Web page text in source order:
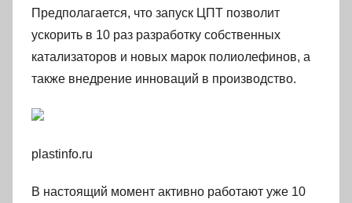
Предполагается, что запуск ЦПТ позволит
ускорить в 10 раз разработку собственных
катализаторов и новых марок полиолефинов, а
также внедрение инноваций в производство.
plastinfo.ru
В настоящий момент активно работают уже 10